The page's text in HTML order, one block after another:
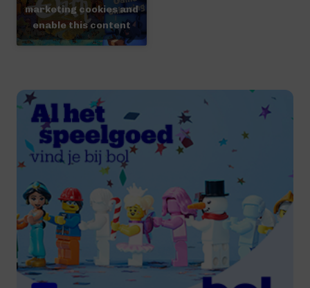
marketing cookies and
enable this content